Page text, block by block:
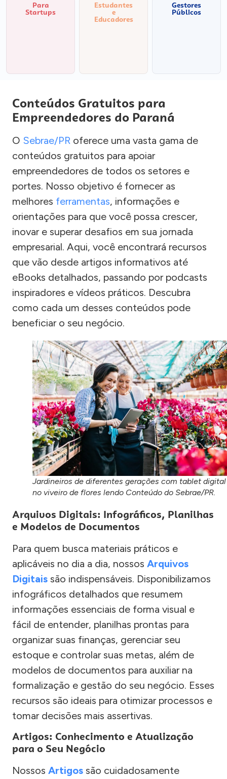
Para
Startups
Estudantes
e
Educadores
Gestores
Públicos
Conteúdos Gratuitos para
Empreendedores do Paraná
O Sebrae/PR oferece uma vasta gama de
conteúdos gratuitos para apoiar
empreendedores de todos os setores e
portes. Nosso objetivo é fornecer as
melhores ferramentas, informações e
orientações para que você possa crescer,
inovar e superar desafios em sua jornada
empresarial. Aqui, você encontrará recursos
que vão desde artigos informativos até
eBooks detalhados, passando por podcasts
inspiradores e vídeos práticos. Descubra
como cada um desses conteúdos pode
beneficiar o seu negócio.
Jardineiros de diferentes gerações com tablet digital
no viveiro de flores lendo Conteúdo do Sebrae/PR.
Arquivos Digitais: Infográficos, Planilhas
e Modelos de Documentos
Para quem busca materiais práticos e
aplicáveis no dia a dia, nossos Arquivos
Digitais são indispensáveis. Disponibilizamos
infográficos detalhados que resumem
informações essenciais de forma visual e
fácil de entender, planilhas prontas para
organizar suas finanças, gerenciar seu
estoque e controlar suas metas, além de
modelos de documentos para auxiliar na
formalização e gestão do seu negócio. Esses
recursos são ideais para otimizar processos e
tomar decisões mais assertivas.
Artigos: Conhecimento e Atualização
para o Seu Negócio
Nossos Artigos são cuidadosamente